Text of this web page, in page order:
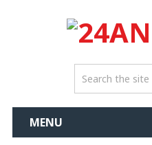
MENU